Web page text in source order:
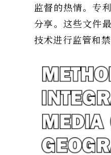
监督的热情。专
分享。这些文件
技术进行监管和禁